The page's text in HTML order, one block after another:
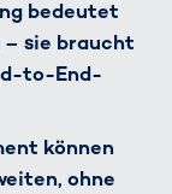
bedeutet
– sie braucht
to-End-
können
ohne